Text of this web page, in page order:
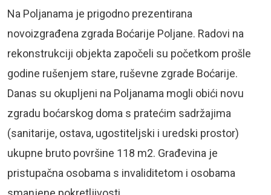
Na Poljanama je prigodno prezentirana
novoizgrađena zgrada Boćarije Poljane. Radovi na
rekonstrukciji objekta započeli su početkom prošle
godine rušenjem stare, ruševne zgrade Boćarije.
Danas su okupljeni na Poljanama mogli obići novu
zgradu boćarskog doma s pratećim sadržajima
(sanitarije, ostava, ugostiteljski i uredski prostor)
ukupne bruto površine 118 m2. Građevina je
pristupačna osobama s invaliditetom i osobama